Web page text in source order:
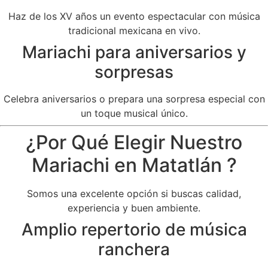
Haz de los XV años un evento espectacular con música
tradicional mexicana en vivo.
Mariachi para aniversarios y
sorpresas
Celebra aniversarios o prepara una sorpresa especial con
un toque musical único.
¿Por Qué Elegir Nuestro
Mariachi en Matatlán ?
Somos una excelente opción si buscas calidad,
experiencia y buen ambiente.
Amplio repertorio de música
ranchera